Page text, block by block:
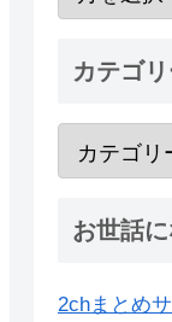
カテゴ
お世話
2chまとめ